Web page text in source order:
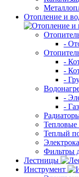
Отопление и
-
-
-
-
-
-
Тепловые
Теплый
Фильтры
Лестницы
Инструмент